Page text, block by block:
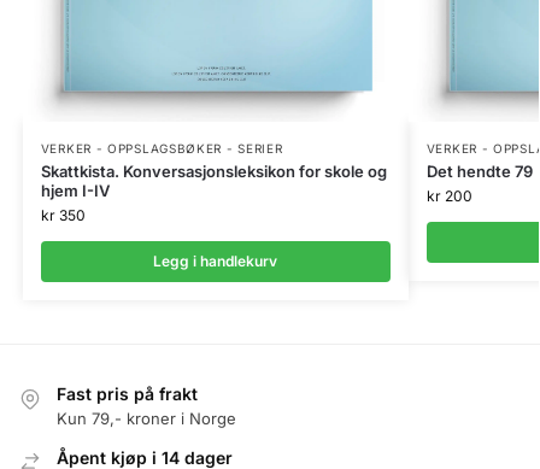
VERKER - OPPSLAGSBØKER - SERIER
Skattkista. Konversasjonsleksikon for skole og
hjem I-IV
kr350
Legg i handlekurv
VERKER -
Det hendte 79
kr200
Fast pris på frakt
Kun 79,- kroner i Norge
Åpent kjøp i 14 dager